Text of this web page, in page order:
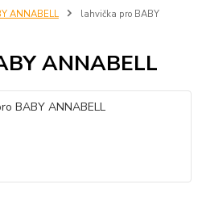
ANNABELL
lahvička pro BABY
ANNABELL